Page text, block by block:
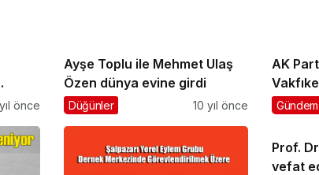
önce
Ayşe Toplu ile Mehmet Ulaş
Özen dünya evine girdi
Düğünler 10 yıl önce
AK
Gündem
Prof.
vefat